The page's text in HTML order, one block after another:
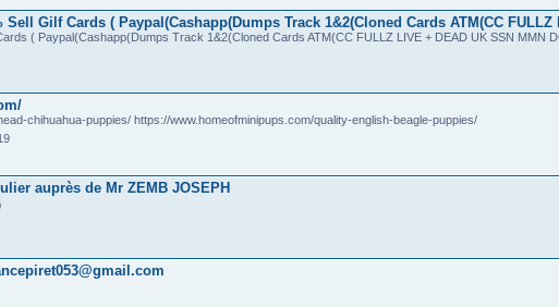
Gilf Cards ( Paypal(Cashapp(Dumps Track 1&2(Cloned Cards ATM(CC FULLZ
( Paypal(Cashapp(Dumps Track 1&2(Cloned Cards ATM(CC FULLZ LIVE + DEAD UK SSN MMN
chihuahua-puppies/ https://www.homeofminipups.com/quality-english-beagle-puppies/
auprès de Mr ZEMB JOSEPH